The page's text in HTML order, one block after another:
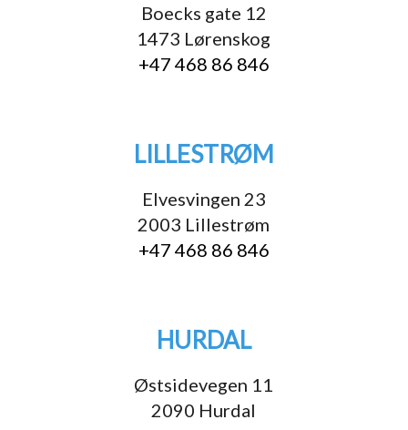
Boecks gate 12
1473 Lørenskog
+47 468 86 846
LILLESTRØM
Elvesvingen 23
2003 Lillestrøm
+47 468 86 846
HURDAL
Østsidevegen 11
2090 Hurdal